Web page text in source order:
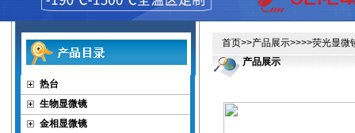
热台
生物显微镜
金相显微镜
首页>>产品展示>>>>荧光显微
产品展示